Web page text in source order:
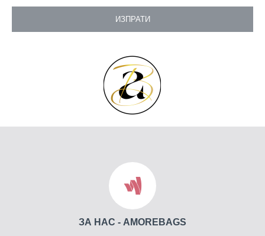
ИЗПРАТИ
ЗА НАС - AMOREBAGS